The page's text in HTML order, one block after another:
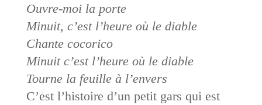
Ouvre-moi la porte
Minuit, c’est l’heure où le diable
Chante cocorico
Minuit c’est l’heure où le diable
Tourne la feuille à l’envers
C’est l’histoire d’un petit gars qui est